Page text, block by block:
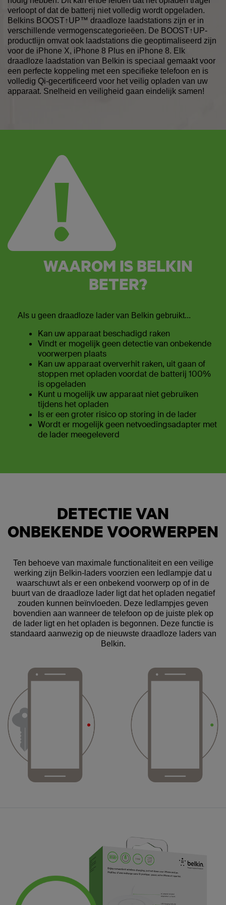
verloopt of dat de batterij niet volledig wordt opgeladen.
Belkins BOOST↑UP™ draadloze laadstations zijn er in
verschillende vermogenscategorieëen. De BOOST↑UP-
productlijn omvat ook laadstations die geoptimaliseerd zijn
voor de iPhone X, iPhone 8 Plus en iPhone 8. Elk
draadloze laadstation van Belkin is speciaal gemaakt voor
een perfecte koppeling met een specifieke telefoon en is
volledig Qi-gecertificeerd voor het veilig opladen van uw
apparaat. Snelheid en veiligheid gaan eindelijk samen!
WAAROM IS BELKIN
BETER?
Als u geen draadloze lader van Belkin gebruikt...
Kan uw apparaat beschadigd raken
Vindt er mogelijk geen detectie van onbekende
voorwerpen plaats
Kan uw apparaat oververhit raken, uit gaan of
stoppen met opladen voordat de batterij 100%
is opgeladen
Kunt u mogelijk uw apparaat niet gebruiken
tijdens het opladen
Is er een groter risico op storing in de lader
Wordt er mogelijk geen netvoedingsadapter met
de lader meegeleverd
DETECTIE VAN
ONBEKENDE VOORWERPEN
Ten behoeve van maximale functionaliteit en een veilige
werking zijn Belkin-laders voorzien een ledlampje dat u
waarschuwt als er een onbekend voorwerp op of in de
buurt van de draadloze lader ligt dat het opladen negatief
zouden kunnen beïnvloeden. Deze ledlampjes geven
bovendien aan wanneer de telefoon op de juiste plek op
de lader ligt en het opladen is begonnen. Deze functie is
standaard aanwezig op de nieuwste draadloze laders van
Belkin.